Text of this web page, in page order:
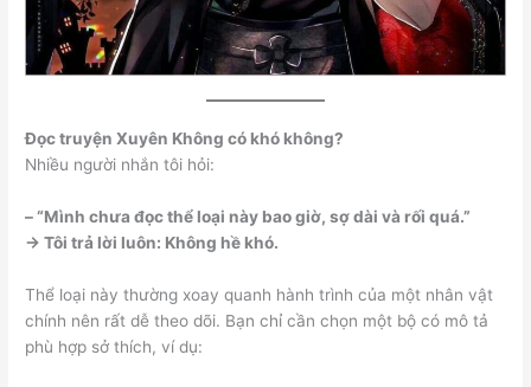
Đọc truyện Xuyên Không có khó không?
Nhiều người nhắn tôi hỏi:
– “Mình chưa đọc thể loại này bao giờ, sợ dài và rối quá.”
→ Tôi trả lời luôn: Không hề khó.
Thể loại này thường xoay quanh hành trình của một nhân vật
chính nên rất dễ theo dõi. Bạn chỉ cần chọn một bộ có mô tả
phù hợp sở thích, ví dụ: